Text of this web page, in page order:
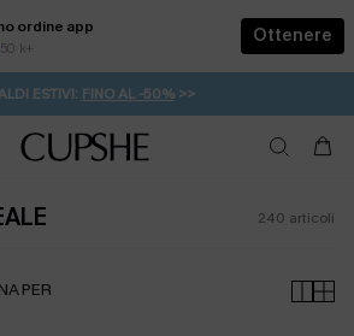
ordine app
50 k+
Ottenere
ESSENZIALI DA VACANZA | ACQUISTA
ESTIVI: FINO AL -50%>>
GRATUITA DA 49€
PER I NUOVI: 20% DI SCONTO*
240 articoli
PER